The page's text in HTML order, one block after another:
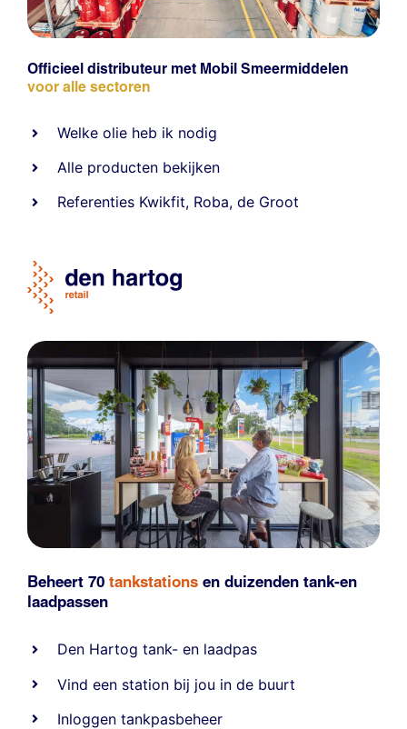
Officieel distributeur met Mobil Smeermiddelen
voor alle sectoren
Welke olie heb ik nodig
Alle producten bekijken
Referenties Kwikfit, Roba,de Groot
Beheert 70 tankstations en duizenden tank-en
laadpassen
Den Hartog tank- en laadpas
Vind een station bij jou in de buurt
Inloggen tankpasbeheer